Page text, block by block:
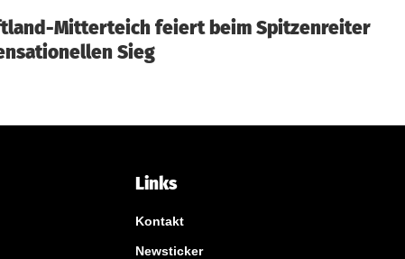
Mitterteich feiert beim Spitzenreiter
Sieg
Links
Kontakt
Newsticker